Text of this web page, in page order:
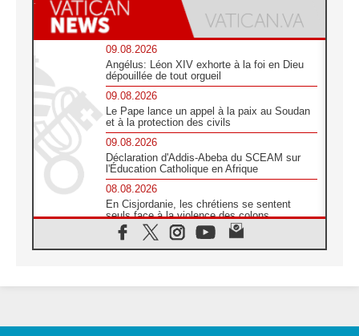
09.08.2026
Angélus: Léon XIV exhorte à la foi en Dieu
dépouillée de tout orgueil
09.08.2026
Le Pape lance un appel à la paix au Soudan
et à la protection des civils
09.08.2026
Déclaration d'Addis-Abeba du SCEAM sur
l'Éducation Catholique en Afrique
08.08.2026
En Cisjordanie, les chrétiens se sentent
seuls face à la violence des colons
08.08.2026
Léon XIV au sanctuaire de Notre Dame du
08.08.2026